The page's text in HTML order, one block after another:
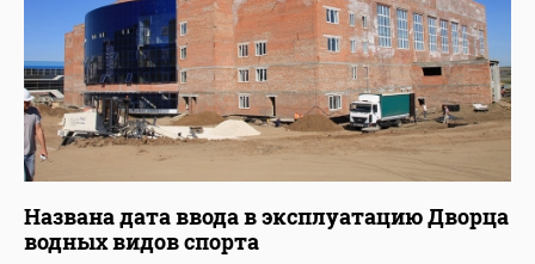
Названа дата ввода в эксплуатацию Дворца
водных видов спорта